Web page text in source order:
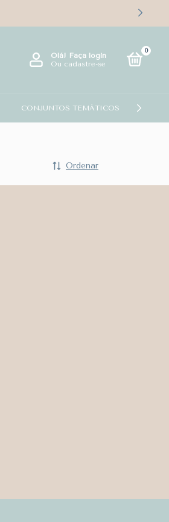
Olá! Faça login
Ou cadastre-se
0
CONJUNTOS TEMÁTICOS KIT
Ordenar